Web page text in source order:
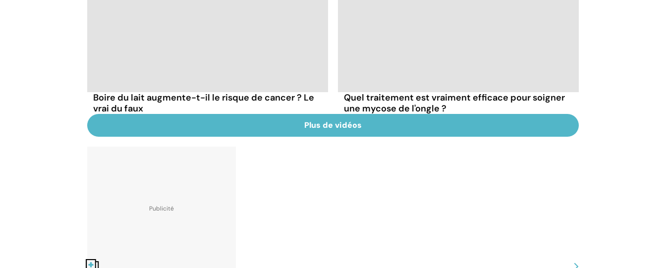
Boire du lait augmente-t-il le risque de cancer ? Le
vrai du faux
Quel traitement est vraiment efficace pour soigner
une mycose de l'ongle ?
Plus de vidéos